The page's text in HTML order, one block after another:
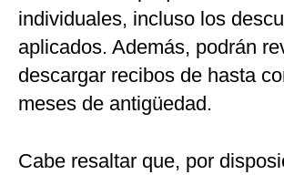
individuales, incluso los
aplicados. Además, podrán
descargar recibos de hasta
meses de antigüedad.
Cabe resaltar que, por